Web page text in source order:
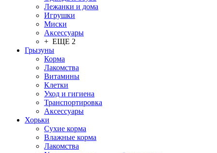
Лежанки и дома
Игрушки
Миски
Аксессуары
+ ЕЩЕ 2
Грызуны
Корма
Лакомства
Витамины
Клетки
Уход и гигиена
Транспортировка
Аксессуары
Хорьки
Сухие корма
Влажные корма
Лакомства